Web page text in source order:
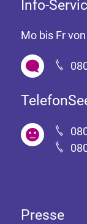
Info-
Mo bis Fr
Presse